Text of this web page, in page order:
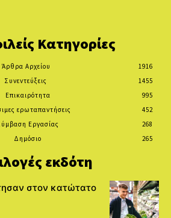
Κατηγορίες
Άρθρα Αρχείου
1916
Συνεντεύξεις
1455
Επικαιρότητα
995
ερωταπαντήσεις
452
Εργασίας
268
Δημόσιο
265
εκδότη
στον κατώτατο